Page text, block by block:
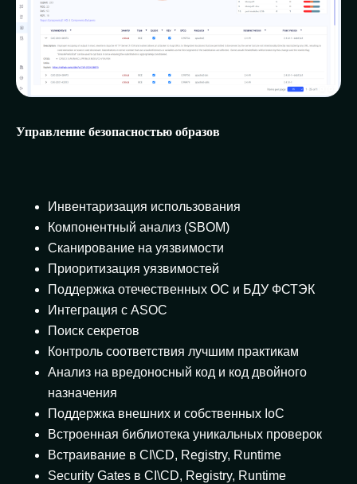
Управление безопасностью образов
Инвентаризация использования
Компонентный анализ (SBOM)
Сканирование на уязвимости
Приоритизация уязвимостей
Поддержка отечественных ОС и БДУ ФСТЭК
Интеграция с ASOC
Поиск секретов
Контроль соответствия лучшим практикам
Анализ на вредоносный код и код двойного
назначения
Поддержка внешних и собственных IoC
Встроенная библиотека уникальных проверок
Встраивание в CI\CD, Registry, Runtime
Security Gates в CI\CD, Registry, Runtime